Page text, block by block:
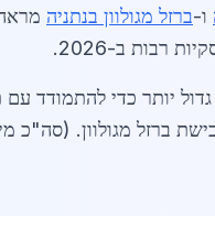
ו-ברזל מגולוון בנתניה
רבות ב-2026.
יותר כדי להתמודד עם
ברזל מגולוון. (סה"כ